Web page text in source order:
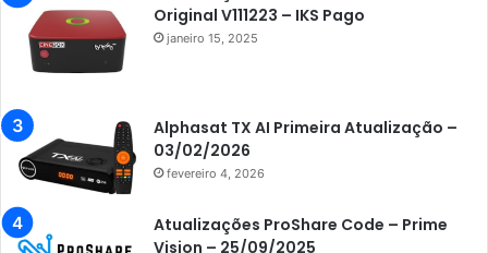
Azamerica Champions
Azamerica Champions IPTV
Azamerica F92 Plus
Azamerica Gold
Azamerica i5 IPTV
Azamerica i7 IPTV
Original V111223 – IKS Pago
janeiro 15, 2025
Alphasat TX AI Primeira Atualização –
03/02/2026
fevereiro 4, 2026
Atualizações ProShare Code – Prime
Vision – 25/09/2025